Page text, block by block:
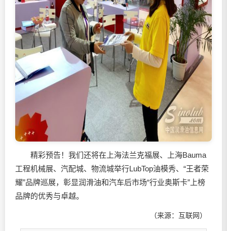
精彩预告！我们还将在上海法兰克福展、上海Bauma
工程机械展、汽配城、物流城举行LubTop油模秀、“王者荣
耀”品牌巡展，彰显润滑油和汽车后市场“行业奥斯卡”上榜
品牌的优秀与卓越。
（来源：互联网）